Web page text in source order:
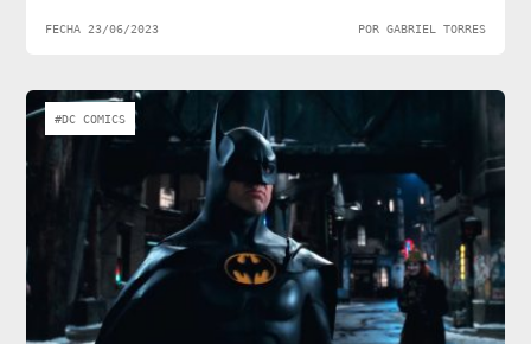
FECHA 23/06/2023 POR GABRIEL TORRES
#DC COMICS